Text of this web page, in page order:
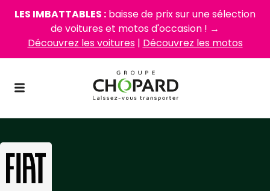
LES IMBATTABLES : baisse de prix sur une sélection
de voitures et motos d'occasion ! →
Découvrez les voitures| Découvrez les motos